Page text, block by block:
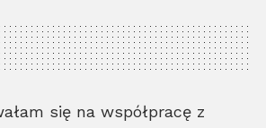
się na współpracę z